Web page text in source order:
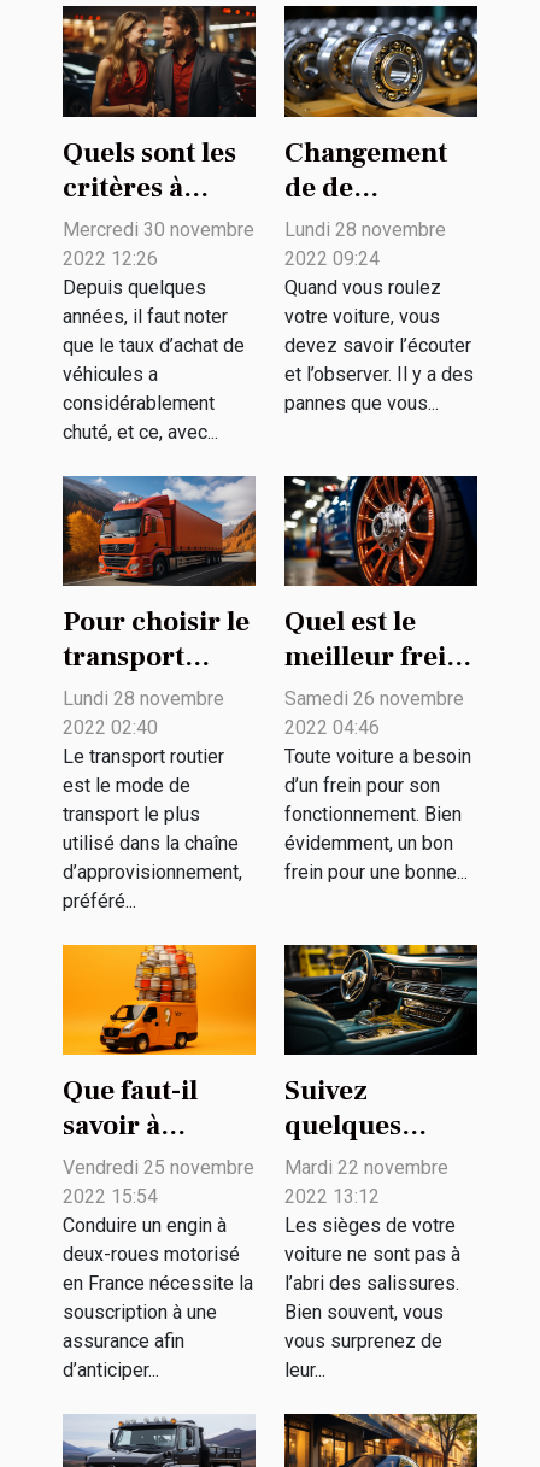
Quels sont les
critères à
prendre en
compte pour
choisir entre
l’achat et la
location de
voiture ?
Mercredi 30 novembre
2022 12:26
Depuis quelques
années, il faut noter
que le taux d’achat de
véhicules a
considérablement
chuté, et ce, avec...
Changement
de de
roulement
avant arrière
de voiture: que
faut-il savoir ?
Lundi 28 novembre
2022 09:24
Quand vous roulez
votre voiture, vous
devez savoir l’écouter
et l’observer. Il y a des
pannes que vous...
Pour choisir le
transport
routier pour
ses
marchandises
?
Lundi 28 novembre
2022 02:40
Le transport routier
est le mode de
transport le plus
utilisé dans la chaîne
d’approvisionnement,
préféré...
Quel est le
meilleur frein
pour votre
voiture ?
Samedi 26 novembre
2022 04:46
Toute voiture a besoin
d’un frein pour son
fonctionnement. Bien
évidemment, un bon
frein pour une bonne...
Que faut-il
savoir à
propos de
l’assurance
jeune
conducteur A2
?
Vendredi 25 novembre
2022 15:54
Conduire un engin à
deux-roues motorisé
en France nécessite la
souscription à une
assurance afin
d’anticiper...
Suivez
quelques
conseils
pratiques pour
le nettoyage de
votre véhicule
Mardi 22 novembre
2022 13:12
Les sièges de votre
voiture ne sont pas à
l’abri des salissures.
Bien souvent, vous
vous surprenez de
leur...